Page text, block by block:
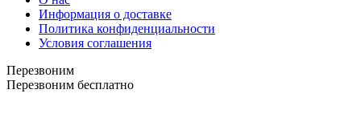
Информация о доставке
Политика конфиденциальности
Условия соглашения
Перезвоним
Перезвоним бесплатно